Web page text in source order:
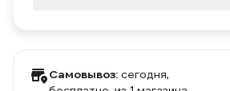
Самовывоз: сегодня,